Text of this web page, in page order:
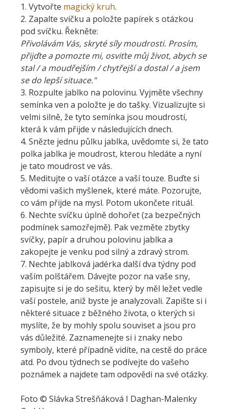
1. Vytvořte magický kruh.
2. Zapalte svíčku a položte papírek s otázkou
pod svíčku. Řekněte:
Přivolávám Vás, skryté síly moudrosti. Prosím,
přijďte a pomozte mi, osviťte můj život, abych se
stal / a moudřejším / chytřejší a dostal / a jsem
se do lepší situace."
3. Rozpulte jablko na polovinu. Vyjměte všechny
semínka ven a položte je do tašky. Vizualizujte si
velmi silně, že tyto semínka jsou moudrostí,
která k vám přijde v následujících dnech.
4. Snězte jednu půlku jablka, uvědomte si, že tato
polka jablka je moudrost, kterou hledáte a nyní
je tato moudrost ve vás.
5. Meditujte o vaší otázce a vaší touze. Buďte si
vědomi vašich myšlenek, které máte. Pozorujte,
co vám přijde na mysl. Potom ukončete rituál.
6. Nechte svíčku úplně dohořet (za bezpečných
podmínek samozřejmě). Pak vezměte zbytky
svíčky, papír a druhou polovinu jablka a
zakopejte je venku pod silný a zdravý strom.
7. Nechte jablková jadérka další dva týdny pod
vaším polštářem. Dávejte pozor na vaše sny,
zapisujte si je do sešitu, který by měl ležet vedle
vaší postele, aniž byste je analyzovali. Zapište si i
některé situace z běžného života, o kterých si
myslíte, že by mohly spolu souviset a jsou pro
vás důležité. Zaznamenejte si i znaky nebo
symboly, které případně vidíte, na cestě do práce
atd. Po dvou týdnech se podívejte do vašeho
poznámek a najdete tam odpovědi na své otázky.
Foto © Slávka Strešňáková I Daghan-Malenky